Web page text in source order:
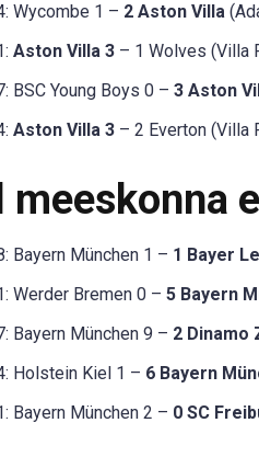
Wycombe 1 – 2 Aston Villa
Aston Villa 3 – 1 Wolves (Villa
BSC Young Boys 0 – 3 Aston
Aston Villa 3 – 2 Everton (Villa
meeskonna
Bayern München 1 – 1 Bayer
Werder Bremen 0 – 5 Bayern
Bayern München 9 – 2 Dinamo
Holstein Kiel 1 – 6 Bayern
Bayern München 2 – 0 SC